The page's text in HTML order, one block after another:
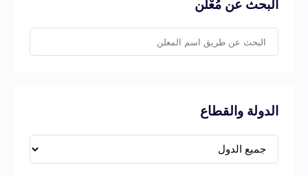
البحث عن مُعْلن
الدولة والقطاع